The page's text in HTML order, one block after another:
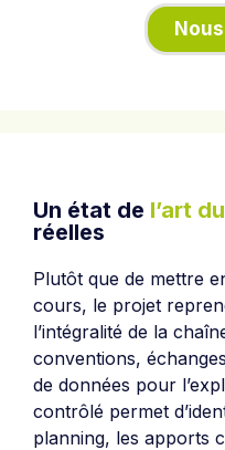
Un état de l’art
réelles
Plutôt que de mettre
cours, le projet
l’intégralité de la
conventions,
de données pour
contrôlé permet
planning, les apports